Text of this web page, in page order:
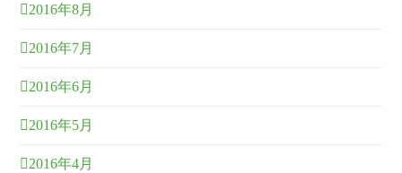
2016年8月
2016年7月
2016年6月
2016年5月
2016年4月